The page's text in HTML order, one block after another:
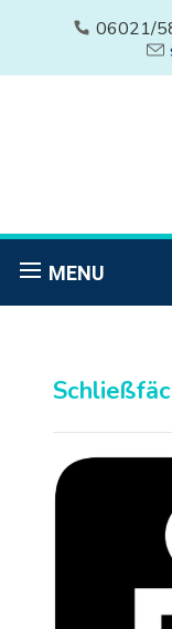
06021/
MENU